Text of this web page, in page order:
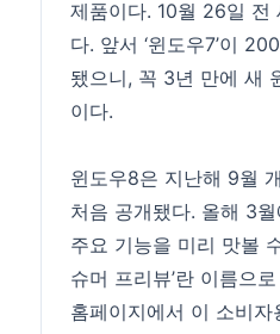
제품이다. 10월 26일 전
다. 앞서 ‘윈도우7’이
됐으니, 꼭 3년 만에 새
이다.
윈도우8은 지난해 9월
처음 공개됐다. 올해 3
주요 기능을 미리 맛볼
슈머 프리뷰’란 이름으
홈페이지에서 이 소비